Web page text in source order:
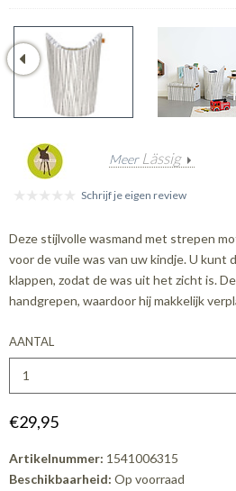
Meer Lässig
Schrijf je eigen review
Deze stijlvolle wasmand met strepen
voor de vuile was van uw kindje. U kunt
klappen, zodat de was uit het zicht is.
handgrepen, waardoor hij makkelijk
AANTAL
€29,95
Artikelnummer: 1541006315
Beschikbaarheid: Op voorraad